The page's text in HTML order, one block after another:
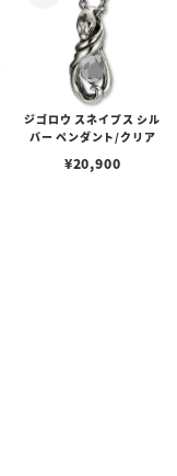
ジゴロウ スネイプス シル
バー ペンダント/クリア
¥20,900